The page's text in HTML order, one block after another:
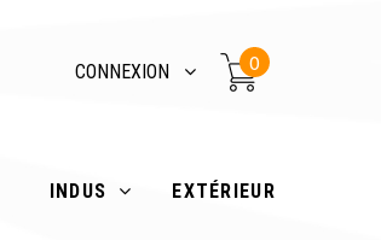
0
CONNEXION
INDUS EXTÉRIEUR